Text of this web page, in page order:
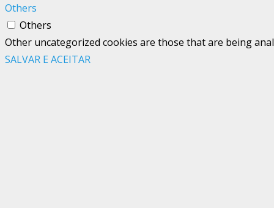
Others
Others
Other uncategorized cookies are those that are being
SALVAR E ACEITAR